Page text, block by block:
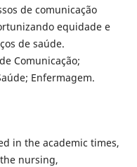
de comunicação
equidade e
de saúde.
Comunicação;
Enfermagem.
in the academic times,
nursing,